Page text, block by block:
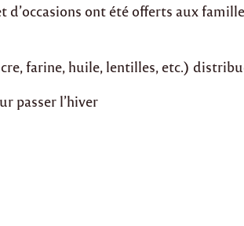
d’occasions ont été offerts aux
farine, huile, lentilles, etc.)
passer l’hiver